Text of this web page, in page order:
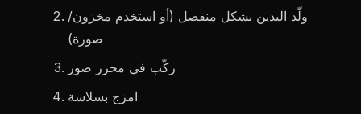
ولّد اليدين بشكل منفصل (أو استخدم مخزون/
صورة)
ركّب في محرر صور
امزج بسلاسة